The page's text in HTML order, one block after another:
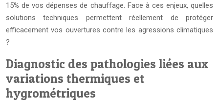
15% de vos dépenses de chauffage. Face à ces enjeux, quelles
solutions techniques permettent réellement de protéger
efficacement vos ouvertures contre les agressions climatiques
?
Diagnostic des pathologies liées aux
variations thermiques et
hygrométriques